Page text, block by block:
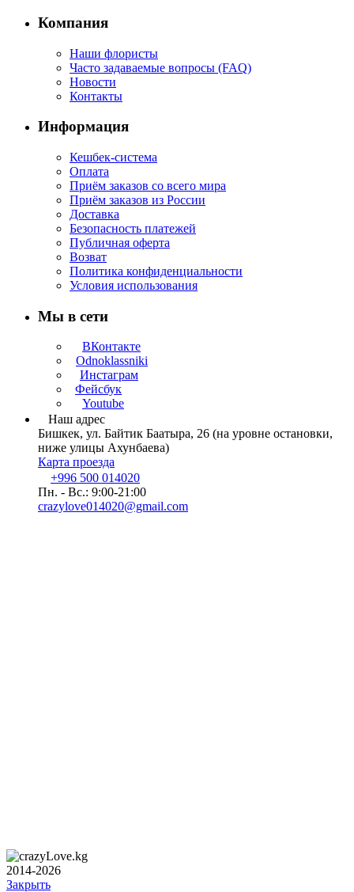
Компания
Наши флористы
Часто задаваемые вопросы (FAQ)
Новости
Контакты
Информация
Кешбек-система
Оплата
Приём заказов со всего мира
Приём заказов из России
Доставка
Безопасность платежей
Публичная оферта
Возват
Политика конфиденциальности
Условия использования
Мы в сети
ВКонтакте
Odnoklassniki
Инстаграм
Фейсбук
Youtube
Наш адрес
Бишкек, ул. Байтик Баатыра, 26 (на уровне остановки,
ниже улицы Ахунбаева)
Карта проезда
+996 500 014020
Пн. - Вс.: 9:00-21:00
crazylove014020@gmail.com
2014-2026
Закрыть